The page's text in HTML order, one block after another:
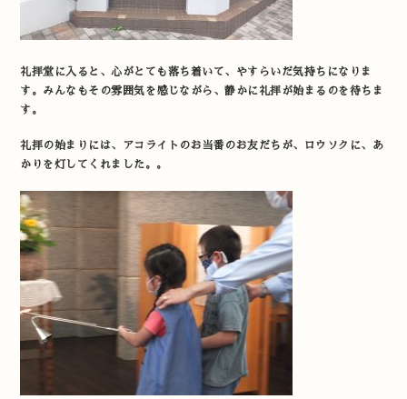
礼拝堂に入ると、心がとても落ち着いて、やすらいだ気持ちになりま
す。みんなもその雰囲気を感じながら、静かに礼拝が始まるのを待ちま
す。
礼拝の始まりには、アコライトのお当番のお友だちが、ロウソクに、あ
かりを灯してくれました。。